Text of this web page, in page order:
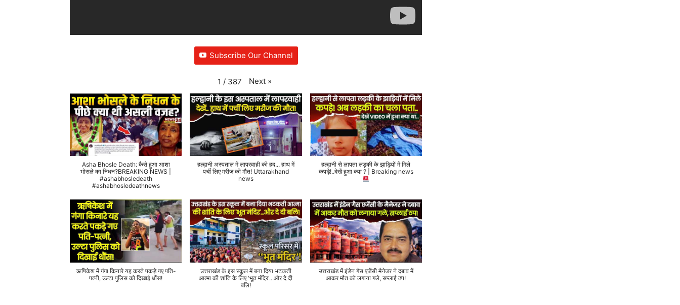
Subscribe Our Channel
1 / 387 Next »
Asha Bhosle Death: कैसे हुआ आशा
भोसले का निधन?BREAKING NEWS |
#ashabhosledeath
#ashabhosledeathnews
हल्द्वानी अस्पताल में लापरवाही की हद... हाथ में
पर्ची लिए मरीज की मौत! Uttarakhand
news
हल्द्वानी से लापता लड़की के झाड़ियों में मिले
कपड़े!..देखें हुआ क्या ? | Breaking news
ऋषिकेश में गंगा किनारे यह करते पकड़े गए पति-
पत्नी, उल्टा पुलिस को दिखाई धौंस!
उत्तराखंड के इस स्कूल में बना दिया भटकती
आत्मा की शांति के लिए 'भूत मंदिर'...और दे दी
बलि!
उत्तराखंड में इंडेन गैस एजेंसी मैनेजर ने दबाव में
आकर मौत को लगाया गले, सप्लाई ठप!